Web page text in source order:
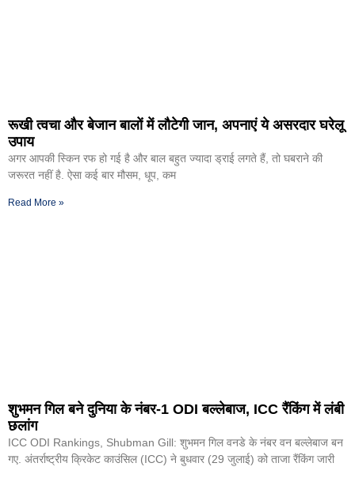
रूखी त्वचा और बेजान बालों में लौटेगी जान, अपनाएं ये असरदार घरेलू
उपाय
अगर आपकी स्किन रफ हो गई है और बाल बहुत ज्यादा ड्राई लगते हैं, तो घबराने की
जरूरत नहीं है. ऐसा कई बार मौसम, धूप, कम
Read More »
शुभमन गिल बने दुनिया के नंबर-1 ODI बल्लेबाज, ICC रैंकिंग में लंबी
छलांग
ICC ODI Rankings, Shubman Gill: शुभमन गिल वनडे के नंबर वन बल्लेबाज बन
गए. अंतर्राष्ट्रीय क्रिकेट काउंसिल (ICC) ने बुधवार (29 जुलाई) को ताजा रैंकिंग जारी